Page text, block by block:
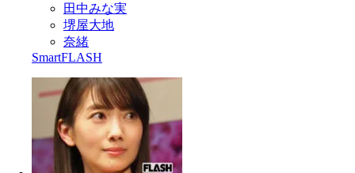
田中みな実
堺屋大地
奈緒
SmartFLASH